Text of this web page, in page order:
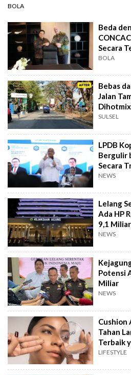
BOLA
Beda
Secara
BOLA
Bebas
Jalan
Dihotmix
SULSEL
LPDB
Bergulir
Secara
NEWS
Lelang
Ada HP
9,1 Miliar
NEWS
Potensi
Miliar
NEWS
Cushion
Tahan
Terbaik
LIFESTYLE